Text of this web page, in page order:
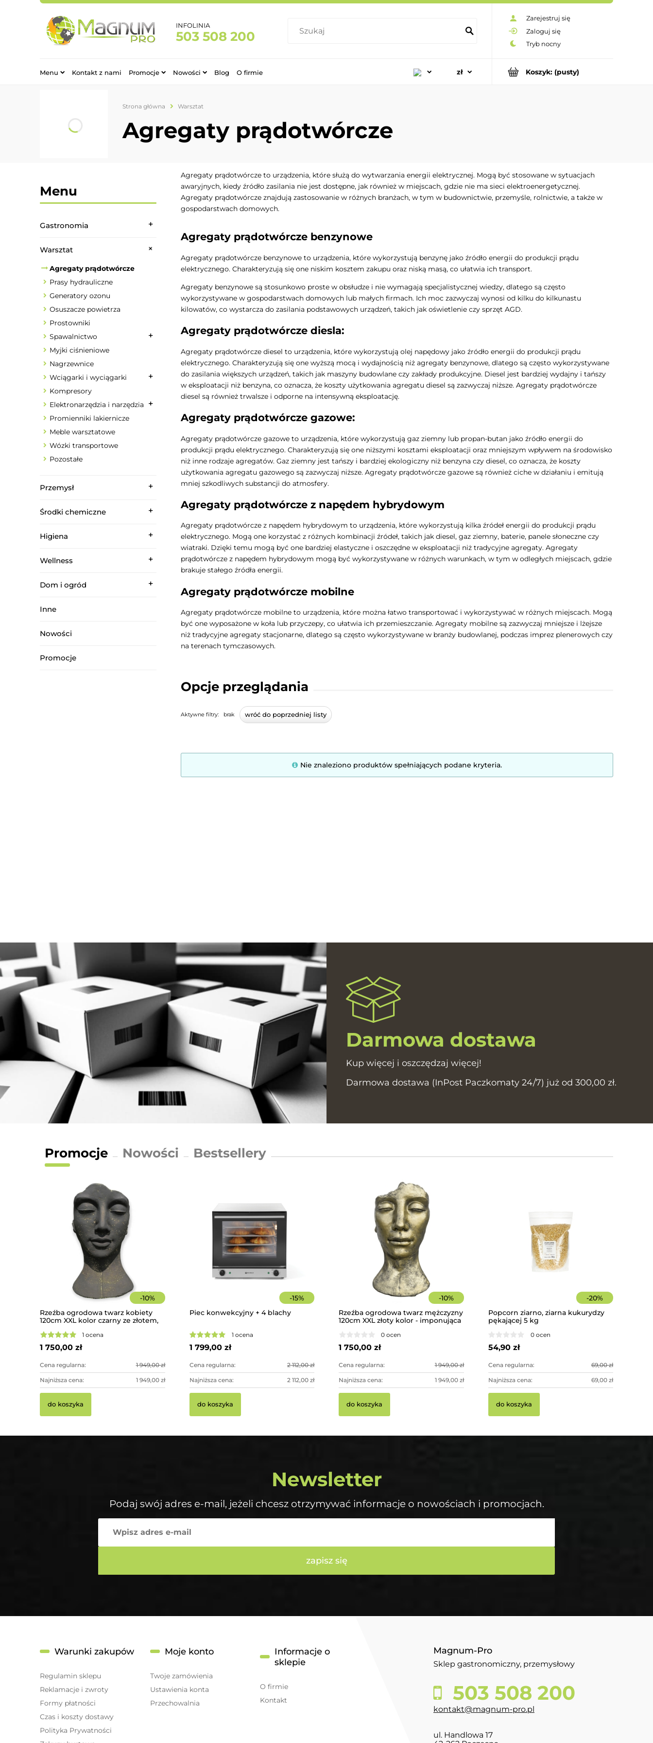
Zarejestruj się
Zaloguj się
INFOLINIA
503 508 200
Koszyk: (pusty)
Menu Kontakt z nami Promocje Nowości Blog O firmie
Strona główna Warsztat
Agregaty prądotwórcze
Menu
Gastronomia
Warsztat
Agregaty prądotwórcze
Prasy hydrauliczne
Generatory ozonu
Osuszacze powietrza
Prostowniki
Spawalnictwo
Myjki ciśnieniowe
Nagrzewnice
Wciągarki i wyciągarki
Kompresory
Elektronarzędzia i narzędzia
Promienniki lakiernicze
Meble warsztatowe
Wózki transportowe
Pozostałe
Przemysł
Środki chemiczne
Higiena
Wellness
Dom i ogród
Inne
Nowości
Promocje
Opcje przeglądania
Aktywne filtry: brak wróć do poprzedniej listy
Agregaty prądotwórcze to urządzenia, które służą do wytwarzania energii elektrycznej. Mogą być stosowane w sytuacjach
awaryjnych, kiedy źródło zasilania nie jest dostępne, jak również w miejscach, gdzie nie ma sieci elektroenergetycznej.
Agregaty prądotwórcze znajdują zastosowanie w różnych branżach, w tym w budownictwie, przemyśle, rolnictwie, a także w
gospodarstwach domowych.
Nie znaleziono produktów spełniających podane kryteria.
Agregaty prądotwórcze benzynowe
Agregaty prądotwórcze benzynowe to urządzenia, które wykorzystują benzynę jako źródło energii do produkcji prądu
elektrycznego. Charakteryzują się one niskim kosztem zakupu oraz niską masą, co ułatwia ich transport.
Agregaty benzynowe są stosunkowo proste w obsłudze i nie wymagają specjalistycznej wiedzy, dlatego są często
wykorzystywane w gospodarstwach domowych lub małych firmach. Ich moc zazwyczaj wynosi od kilku do kilkunastu
kilowatów, co wystarcza do zasilania podstawowych urządzeń, takich jak oświetlenie czy sprzęt AGD.
Agregaty prądotwórcze diesla:
Agregaty prądotwórcze diesel to urządzenia, które wykorzystują olej napędowy jako źródło energii do produkcji prądu
elektrycznego. Charakteryzują się one wyższą mocą i wydajnością niż agregaty benzynowe, dlatego są często wykorzystywane
do zasilania większych urządzeń, takich jak maszyny budowlane czy zakłady produkcyjne. Diesel jest bardziej wydajny i tańszy
w eksploatacji niż benzyna, co oznacza, że koszty użytkowania agregatu diesel są zazwyczaj niższe. Agregaty prądotwórcze
diesel są również trwalsze i odporne na intensywną eksploatację.
Agregaty prądotwórcze gazowe:
Agregaty prądotwórcze gazowe to urządzenia, które wykorzystują gaz ziemny lub propan-butan jako źródło energii do
produkcji prądu elektrycznego. Charakteryzują się one niższymi kosztami eksploatacji oraz mniejszym wpływem na środowisko
niż inne rodzaje agregatów. Gaz ziemny jest tańszy i bardziej ekologiczny niż benzyna czy diesel, co oznacza, że koszty
użytkowania agregatu gazowego są zazwyczaj niższe. Agregaty prądotwórcze gazowe są również ciche w działaniu i emitują
mniej szkodliwych substancji do atmosfery.
Agregaty prądotwórcze z napędem hybrydowym
Agregaty prądotwórcze z napędem hybrydowym to urządzenia, które wykorzystują kilka źródeł energii do produkcji prądu
elektrycznego. Mogą one korzystać z różnych kombinacji źródeł, takich jak diesel, gaz ziemny, baterie, panele słoneczne czy
wiatraki. Dzięki temu mogą być one bardziej elastyczne i oszczędne w eksploatacji niż tradycyjne agregaty. Agregaty
prądotwórcze z napędem hybrydowym mogą być wykorzystywane w różnych warunkach, w tym w odległych miejscach, gdzie
brakuje stałego źródła energii.
Agregaty prądotwórcze mobilne
Agregaty prądotwórcze mobilne to urządzenia, które można łatwo transportować i wykorzystywać w różnych miejscach. Mogą
być one wyposażone w koła lub przyczepy, co ułatwia ich przemieszczanie. Agregaty mobilne są zazwyczaj mniejsze i lżejsze
niż tradycyjne agregaty stacjonarne, dlatego są często wykorzystywane w branży budowlanej, podczas imprez plenerowych czy
na terenach tymczasowych.
Darmowa dostawa
Kup więcej i oszczędzaj więcej!
Darmowa dostawa (InPost Paczkomaty 24/7) już od 300,00 zł.
Promocje Nowości Bestsellery
-10%
Rzeźba ogrodowa twarz kobiety
120cm XXL kolor czarny ze złotem,
ogrodowa
1 ocena
1 750,00 zł
Cena regularna: 1 949,00 zł
Najniższa cena: 1 949,00 zł
do koszyka
-15%
Piec konwekcyjny + 4 blachy
1 ocena
1 799,00 zł
Cena regularna: 2 112,00 zł
Najniższa cena: 2 112,00 zł
do koszyka
-10%
Rzeźba ogrodowa twarz mężczyzny
120cm XXL złoty kolor - imponująca
0 ocen
1 750,00 zł
Cena regularna: 1 949,00 zł
Najniższa cena: 1 949,00 zł
do koszyka
-20%
Popcorn ziarno, ziarna kukurydzy
pękającej 5 kg
0 ocen
54,90 zł
Cena regularna: 69,00 zł
Najniższa cena: 69,00 zł
do koszyka
Newsletter
Podaj swój adres e-mail, jeżeli chcesz otrzymywać informacje o nowościach i promocjach.
zapisz się
Magnum-Pro
Sklep gastronomiczny, przemysłowy
503 508 200
kontakt@magnum-pro.pl
ul. Handlowa 17
Warunki zakupów
Regulamin sklepu
Reklamacje i zwroty
Formy płatności
Czas i koszty dostawy
Polityka Prywatności
Moje konto
Twoje zamówienia
Ustawienia konta
Przechowalnia
Informacje o
sklepie
O firmie
Kontakt